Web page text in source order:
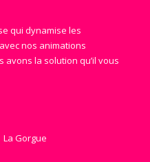
qui dynamise les
nos animations
la solution qu’il vous
Gorgue